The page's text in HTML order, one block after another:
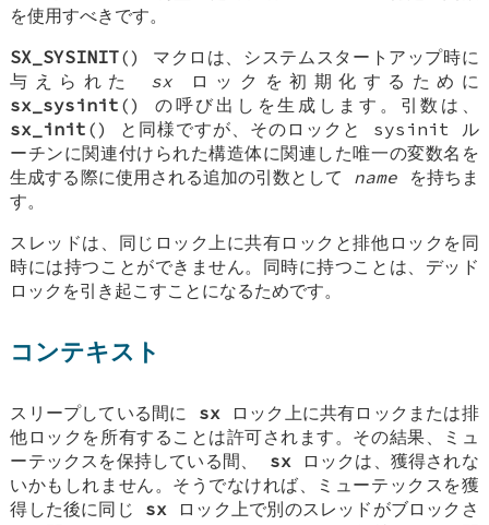
を使用すべきです。
SX_SYSINIT() マクロは、システムスタートアップ時に
与えられた sx ロックを初期化するために
sx_sysinit () の呼び出しを生成します。引数は、
sx_init () と同様ですが、そのロックと sysinit ル
ーチンに関連付けられた構造体に関連した唯一の変数名を
生成する際に使用される追加の引数として name を持ちま
す。
スレッドは、同じロック上に共有ロックと排他ロックを同
時には持つことができません。同時に持つことは、デッド
ロックを引き起こすことになるためです。
コンテキスト
スリープしている間に sxロック上に共有ロックまたは排
他ロックを所有することは許可されます。その結果、ミュ
ーテックスを保持している間、 sxロックは、獲得されな
いかもしれません。そうでなければ、ミューテックスを獲
得した後に同じ sx ロック上で別のスレッドがブロックさ